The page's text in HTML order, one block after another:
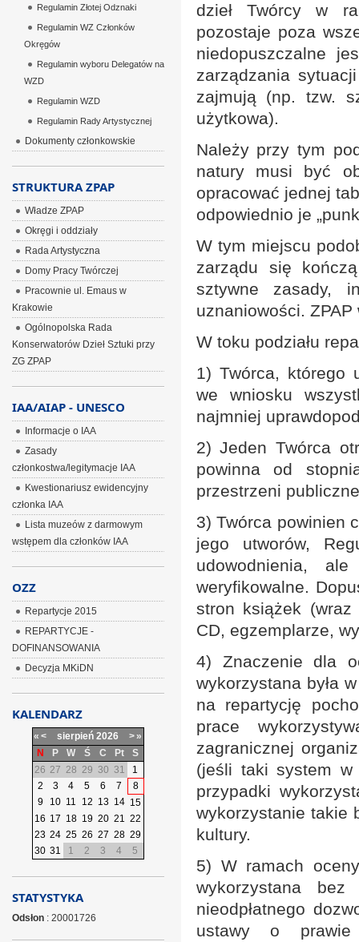
dzieł Twórcy w
pozostaje poza
niedopuszczalne
zarządzania
zajmują (np. tzw.
użytkowa).
Należy przy tym
natury musi być
opracować jednej
odpowiednio je
W tym miejscu
zarządu się
sztywne zasady,
uznaniowości.
W toku podziału
1) Twórca, którego
we wniosku
najmniej
2) Jeden Twórca
powinna od
przestrzeni
3) Twórca powinien
jego utworów,
udowodnienia,
weryfikowalne.
stron książek (wraz
CD, egzemplarze,
4) Znaczenie dla
wykorzystana była
na repartycję
prace
zagranicznej
(jeśli taki system w
przypadki
wykorzystanie takie
kultury.
5) W ramach
wykorzystana
nieodpłatnego
ustawy o
Regulamin Złotej Odznaki
Regulamin WZ Członków
Okręgów
Regulamin wyboru Delegatów na
WZD
Regulamin WZD
Regulamin Rady Artystycznej
Dokumenty członkowskie
STRUKTURA ZPAP
Władze ZPAP
Okręgi i oddziały
Rada Artystyczna
Domy Pracy Twórczej
Pracownie ul. Emaus w
Krakowie
Ogólnopolska Rada
Konserwatorów Dzieł Sztuki przy
ZG ZPAP
IAA/AIAP - UNESCO
Informacje o IAA
Zasady
członkostwa/legitymacje IAA
Kwestionariusz ewidencyjny
członka IAA
Lista muzeów z darmowym
wstępem dla członków IAA
OZZ
Repartycje 2015
REPARTYCJE -
DOFINANSOWANIA
Decyzja MKiDN
KALENDARZ
« < sierpień 2026 >»
N
P W Ś C Pt
S
26 27 28 29 30 31
1
2
3 4 5 6 7
8
9
10 11 12 13 14 15
16 17 18 19 20 21 22
23 24 25 26 27 28 29
30 31 1 2 3 4 5
STATYSTYKA
Odsłon: 20001726